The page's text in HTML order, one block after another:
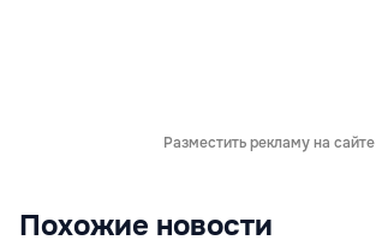
Разместить рекламу на сайте
Похожие новости